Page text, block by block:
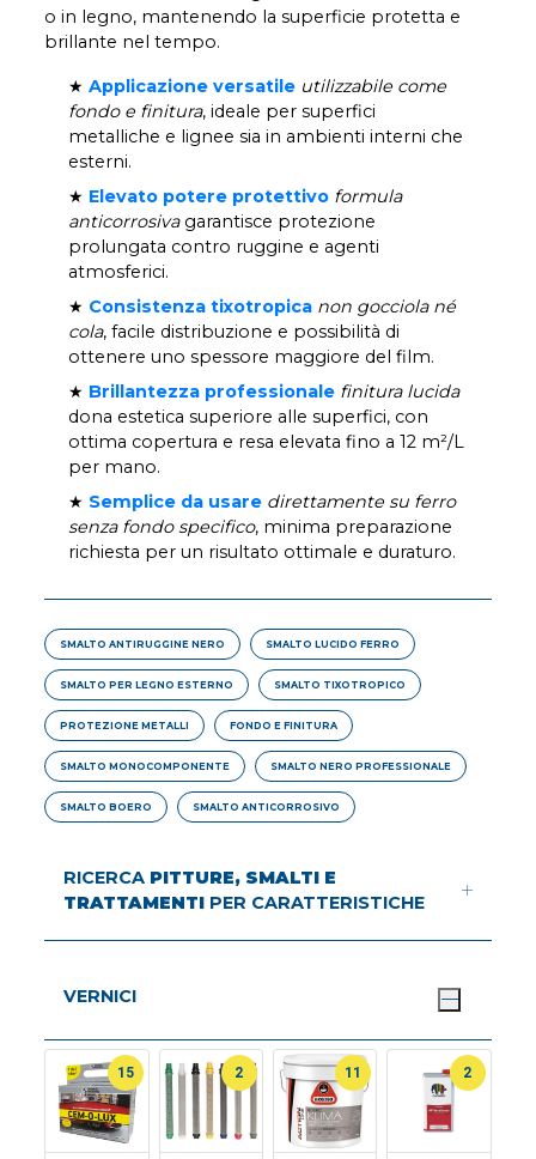
o in legno, mantenendo la superficie protetta e
brillante nel tempo.
★Applicazione versatile utilizzabile come
fondo e finitura, ideale per superfici
metalliche e lignee sia in ambienti interni che
esterni.
★ Elevato potere protettivo formula
anticorrosivagarantisce protezione
prolungata contro ruggine e agenti
atmosferici.
★ Consistenza tixotropica non gocciola né
cola, facile distribuzione e possibilità di
ottenere uno spessore maggiore del film.
★ Brillantezza professionale finitura lucida
dona estetica superiore alle superfici, con
ottima copertura e resa elevata fino a 12 m²/L
per mano.
★ Semplice da usare direttamente su ferro
senza fondo specifico, minima preparazione
richiesta per un risultato ottimale e duraturo.
SMALTO ANTIRUGGINE NERO SMALTO LUCIDO FERRO
SMALTO PER LEGNO ESTERNO SMALTO TIXOTROPICO
PROTEZIONE METALLI FONDO E FINITURA
SMALTO MONOCOMPONENTE SMALTO NERO PROFESSIONALE
SMALTO BOERO SMALTO ANTICORROSIVO
RICERCA PITTURE, SMALTI E
TRATTAMENTI PER CARATTERISTICHE
VERNICI
15 2 11 2